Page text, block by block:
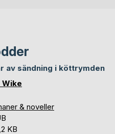
av sändning i köttrymden
Wike
& noveller
KB